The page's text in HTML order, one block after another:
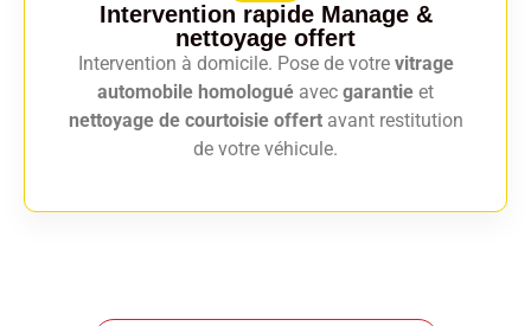
Intervention rapide Manage &
nettoyage offert
Intervention à domicile. Pose de votre vitrage
automobile homologué avec garantie et
nettoyage de courtoisie offertavant restitution
de votre véhicule.